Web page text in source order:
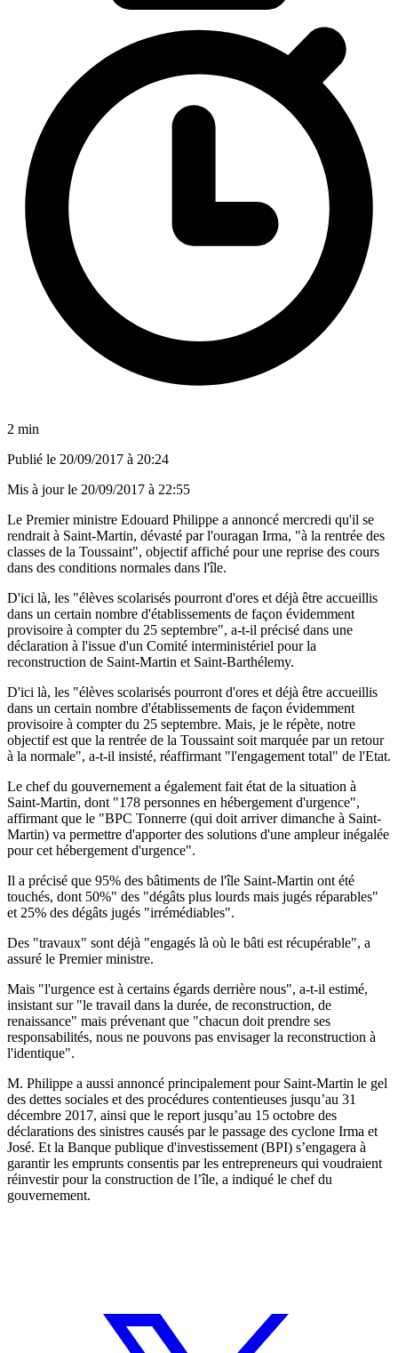
2 min
Publié le 20/09/2017 à 20:24
Mis à jour le 20/09/2017 à 22:55
Le Premier ministre Edouard Philippe a annoncé mercredi qu'il se
rendrait à Saint-Martin, dévasté par l'ouragan Irma, "à la rentrée des
classes de la Toussaint", objectif affiché pour une reprise des cours
dans des conditions normales dans l'île.
D'ici là, les "élèves scolarisés pourront d'ores et déjà être accueillis
dans un certain nombre d'établissements de façon évidemment
provisoire à compter du 25 septembre", a-t-il précisé dans une
déclaration à l'issue d'un Comité interministériel pour la
reconstruction de Saint-Martin et Saint-Barthélemy.
D'ici là, les "élèves scolarisés pourront d'ores et déjà être accueillis
dans un certain nombre d'établissements de façon évidemment
provisoire à compter du 25 septembre. Mais, je le répète, notre
objectif est que la rentrée de la Toussaint soit marquée par un retour
à la normale", a-t-il insisté, réaffirmant "l'engagement total" de l'Etat.
Le chef du gouvernement a également fait état de la situation à
Saint-Martin, dont "178 personnes en hébergement d'urgence",
affirmant que le "BPC Tonnerre (qui doit arriver dimanche à Saint-
Martin) va permettre d'apporter des solutions d'une ampleur inégalée
pour cet hébergement d'urgence".
Il a précisé que 95% des bâtiments de l'île Saint-Martin ont été
touchés, dont 50%" des "dégâts plus lourds mais jugés réparables"
et 25% des dégâts jugés "irrémédiables".
Des "travaux" sont déjà "engagés là où le bâti est récupérable", a
assuré le Premier ministre.
Mais "l'urgence est à certains égards derrière nous", a-t-il estimé,
insistant sur "le travail dans la durée, de reconstruction, de
renaissance" mais prévenant que "chacun doit prendre ses
responsabilités, nous ne pouvons pas envisager la reconstruction à
l'identique".
M. Philippe a aussi annoncé principalement pour Saint-Martin le gel
des dettes sociales et des procédures contentieuses jusqu’au 31
décembre 2017, ainsi que le report jusqu’au 15 octobre des
déclarations des sinistres causés par le passage des cyclone Irma et
José. Et la Banque publique d'investissement (BPI) s’engagera à
garantir les emprunts consentis par les entrepreneurs qui voudraient
réinvestir pour la construction de l’île, a indiqué le chef du
gouvernement.